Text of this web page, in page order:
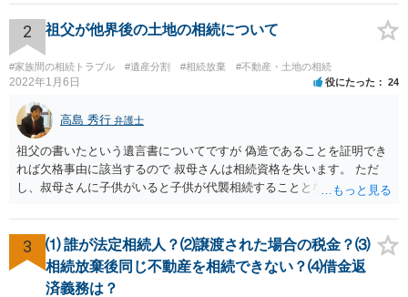
護受給の際に扶養できないかという連絡が役所から来ますが、できな
い旨回答すればそれまでです。 相続が開始した場合については先述の
通りです。 民法上の扶養義務はご相談者さまがお考えのほど強いもの
ではありません。 あくまでも、余力の範囲で認められるものです。 親
の介護は子供がみるという民法の条文はありません。 また、親に対す
る扶養義務は配偶者や子に対する扶養義務に比べて弱いものです。 生
まれてすぐ両親が離婚し、その後会っていなかったという事情も、扶
養義務の順位を下げる一つの理由になります。
2 祖父が他界後の土地の相続について
#家族間の相続トラブル #遺産分割 #相続放棄 #不動産・土地の相続
2022年1月6日 役にたった 24
高島 秀行 弁護士
祖父の書いたという遺言書についてですが 偽造であることを証明でき
れば欠格事由に該当するので 叔母さんは相続資格を失います。 ただ
し、叔母さんに子供がいると子供が代襲相続することとなります。 い
3
⑴ 誰が法定相続人？⑵譲渡された場合の税金？⑶
相続放棄後同じ不動産を相続できない？⑷借金返
済義務は？